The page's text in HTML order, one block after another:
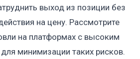
выход из позиции без
на цену. Рассмотрите
на платформах с высоким
минимизации таких рисков.